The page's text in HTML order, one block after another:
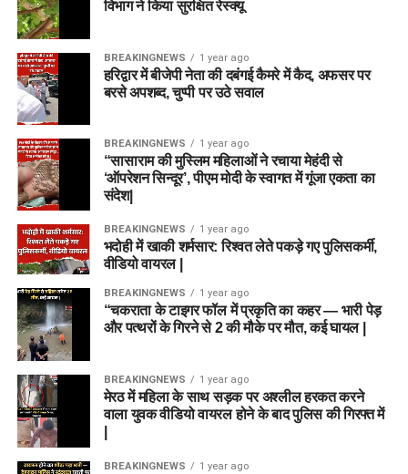
विभाग ने किया सुरक्षित रेस्क्यू
BREAKINGNEWS 1 year ago
हरिद्वार में बीजेपी नेता की दबंगई कैमरे में कैद, अफसर पर
बरसे अपशब्द, चुप्पी पर उठे सवाल
BREAKINGNEWS 1 year ago
“सासाराम की मुस्लिम महिलाओं ने रचाया मेहंदी से
‘ऑपरेशन सिन्दूर’, पीएम मोदी के स्वागत में गूंजा एकता का
संदेश|
BREAKINGNEWS 1 year ago
भदोही में खाकी शर्मसार: रिश्वत लेते पकड़े गए पुलिसकर्मी,
वीडियो वायरल |
BREAKINGNEWS 1 year ago
“चकराता के टाइगर फॉल में प्रकृति का कहर — भारी पेड़
और पत्थरों के गिरने से 2 की मौके पर मौत, कई घायल |
BREAKINGNEWS 1 year ago
मेरठ में महिला के साथ सड़क पर अश्लील हरकत करने
वाला युवक वीडियो वायरल होने के बाद पुलिस की गिरफ्त में
BREAKINGNEWS 1 year ago